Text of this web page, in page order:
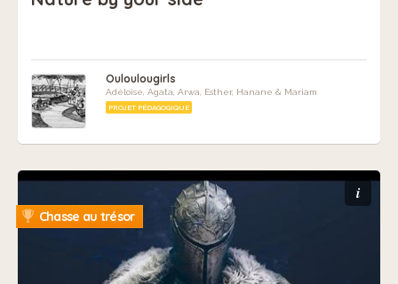
Ouloulougirls
Adéloïse, Agata, Arwa, Esther, Hanane & Mariam
PROJET PÉDAGOGIQUE
i
Chasse au trésor